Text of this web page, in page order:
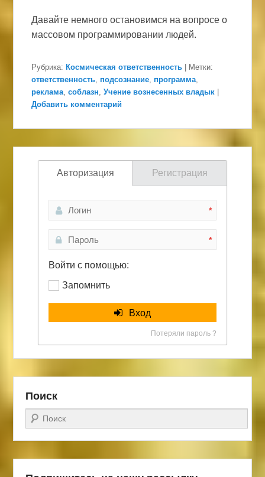
Давайте немного остановимся на вопросе о
массовом программировании людей.
Рубрика: Космическая ответственность
Метки:
ответственность подсознание программа
реклама ,соблазн ,Учение вознесенных владык
Добавить комментарий
Авторизация Регистрация
*
*
Войти с помощью:
Запомнить
Вход
Потеряли пароль ?
Поиск
Поиск